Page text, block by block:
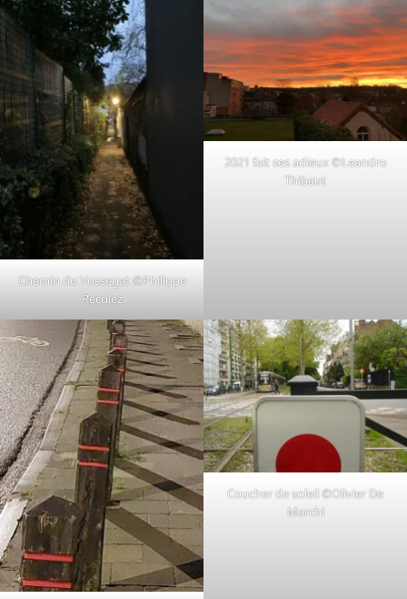
Chemin du Vossegat ©Philippe
Reculez
2021 fait ses adieux ©Leandro
Thibaut
Coucher de soleil ©Olivier De
Marchi